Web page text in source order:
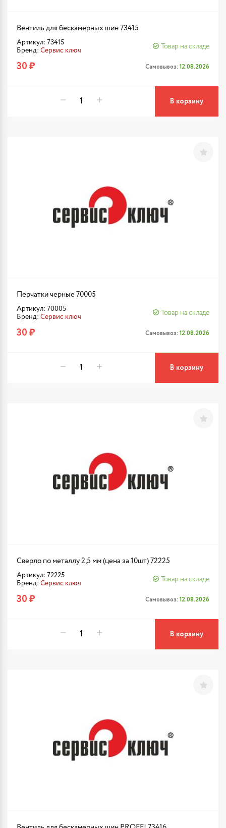
Вентиль для бескамерных шин 73415
Артикул: 73415
Бренд: Сервис ключ
Товар на складе
30 ₽ Самовывоз: 12.08.2026
В корзину
Перчатки черные 70005
Артикул: 70005
Бренд: Сервис ключ
Товар на складе
30 ₽ Самовывоз: 12.08.2026
В корзину
Сверло по металлу 2,5 мм (цена за 10шт) 72225
Артикул: 72225
Бренд: Сервис ключ
Товар на складе
30 ₽ Самовывоз: 12.08.2026
В корзину